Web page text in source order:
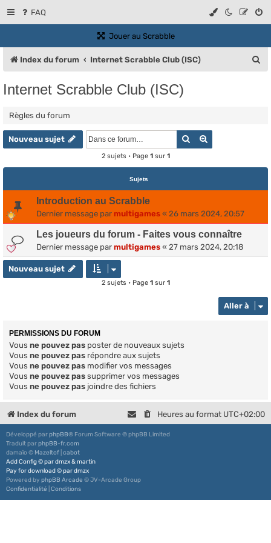
FAQ
Jouer au Scrabble(Ouvre un nouvel onglet)
Index du forum Internet Scrabble Club (ISC)
Internet Scrabble Club (ISC)
Règles du forum
Nouveau sujet Rechercher
2 sujets • Page 1sur 1
Sujets
Introduction au Scrabble
Dernier message par multigames « 26 mars 2024, 20:57
Les joueurs du forum - Faites vous connaître
Dernier message par multigames « 27 mars 2024, 20:18
Nouveau sujet
2 sujets • Page 1sur 1
Aller à
PERMISSIONS DU FORUM
Vous ne pouvez pas poster de nouveaux sujets
Vous ne pouvez pas répondre aux sujets
Vous ne pouvez pas modifier vos messages
Vous ne pouvez pas supprimer vos messages
Vous ne pouvez pas joindre des fichiers
Index du forum Heures au format UTC+02:00
Développé parphpBB® Forum Software © phpBB Limited
Traduit parphpBB-fr.com
damaïo © Mazeltof cabot
Add Config©pardmzx&martin
Pay for download©pardmzx
Powered by phpBB Arcade © JV-Arcade Group
Confidentialité Conditions